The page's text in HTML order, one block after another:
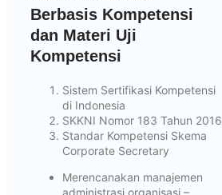
Berbasis Kompetensi
dan Materi Uji
Kompetensi
Sistem Sertifikasi Kompetensi
di Indonesia
SKKNI Nomor 183 Tahun 2016
Standar Kompetensi Skema
Corporate Secretary
Merencanakan manajemen